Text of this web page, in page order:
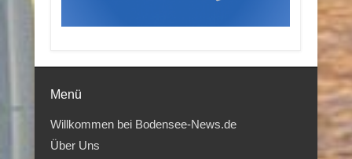
Menü
Willkommen bei Bodensee-News.de
Über Uns